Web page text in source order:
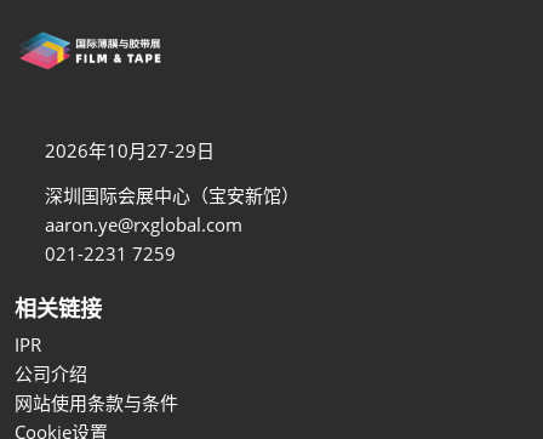
2026年10月27-29日
深圳国际会展中心（宝安新馆）
aaron.ye@rxglobal.com
021-2231 7259
相关链接
IPR
公司介绍
网站使用条款与条件
Cookie设置